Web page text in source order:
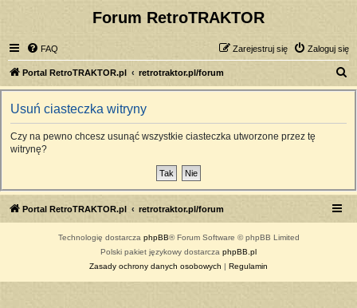
Forum RetroTRAKTOR
FAQ Zaloguj się
Zarejestruj się
Portal RetroTRAKTOR.pl retrotraktor.pl/forum
z
Usuń ciasteczka witryny
Czy na pewno chcesz usunąć wszystkie ciasteczka utworzone przez tę
witrynę?
Portal RetroTRAKTOR.pl retrotraktor.pl/forum
Technologię dostarcza phpBB® Forum Software © phpBB Limited
Polski pakiet językowy dostarcza phpBB.pl
Zasady ochrony danych osobowych | Regulamin